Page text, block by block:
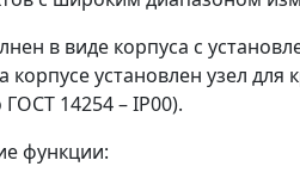
в виде корпуса с
корпусе установлен узел
14254 – IP00).
функции: